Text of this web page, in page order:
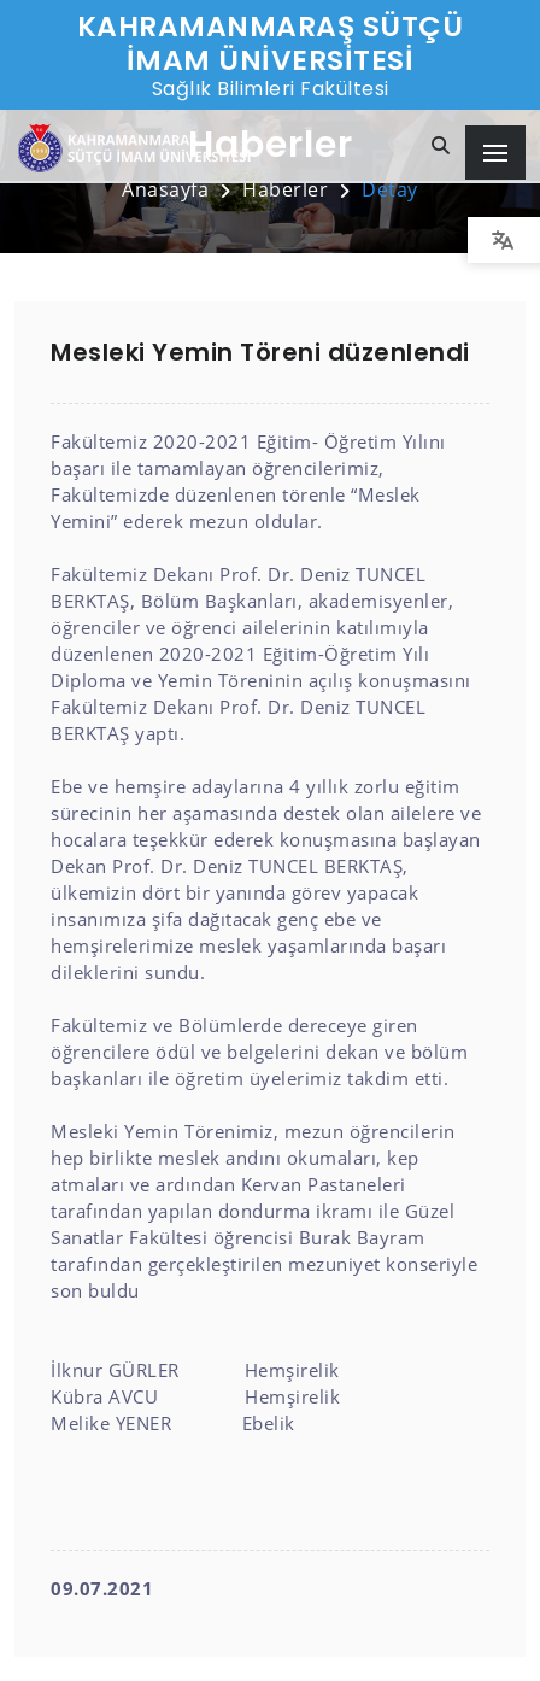
KAHRAMANMARAŞ SÜTÇÜ
İMAM ÜNİVERSİTESİ
Sağlık Bilimleri Fakültesi
Haberler
Anasayfa Haberler Detay
Mesleki Yemin Töreni düzenlendi
Fakültemiz 2020-2021 Eğitim- Öğretim Yılını
başarı ile tamamlayan öğrencilerimiz,
Fakültemizde düzenlenen törenle “Meslek
Yemini” ederek mezun oldular.
Fakültemiz Dekanı Prof. Dr. Deniz TUNCEL
BERKTAŞ, Bölüm Başkanları, akademisyenler,
öğrenciler ve öğrenci ailelerinin katılımıyla
düzenlenen 2020-2021 Eğitim-Öğretim Yılı
Diploma ve Yemin Töreninin açılış konuşmasını
Fakültemiz Dekanı Prof. Dr. Deniz TUNCEL
BERKTAŞ yaptı.
Ebe ve hemşire adaylarına 4 yıllık zorlu eğitim
sürecinin her aşamasında destek olan ailelere ve
hocalara teşekkür ederek konuşmasına başlayan
Dekan Prof. Dr. Deniz TUNCEL BERKTAŞ,
ülkemizin dört bir yanında görev yapacak
insanımıza şifa dağıtacak genç ebe ve
hemşirelerimize meslek yaşamlarında başarı
dileklerini sundu.
Fakültemiz ve Bölümlerde dereceye giren
öğrencilere ödül ve belgelerini dekan ve bölüm
başkanları ile öğretim üyelerimiz takdim etti.
Mesleki Yemin Törenimiz, mezun öğrencilerin
hep birlikte meslek andını okumaları, kep
atmaları ve ardından Kervan Pastaneleri
tarafından yapılan dondurma ikramı ile Güzel
Sanatlar Fakültesi öğrencisi Burak Bayram
tarafından gerçekleştirilen mezuniyet konseriyle
son buldu
İlknur GÜRLER Hemşirelik
Kübra AVCU Hemşirelik
Melike YENER Ebelik
09.07.2021